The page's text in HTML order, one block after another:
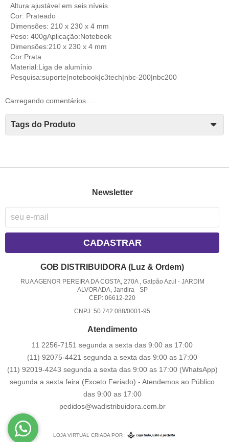
Altura ajustável em seis níveis
Cor: Prateado
Dimensões: 210 x 230 x 4 mm
Peso: 400gAplicação:Notebook
Dimensões:210 x 230 x 4 mm
Cor:Prata
Material:Liga de alumínio
Pesquisa:suporte|notebook|c3tech|nbc-200|nbc200
Carregando comentários ...
Tags do Produto
Newsletter
CADASTRAR
GOB DISTRIBUIDORA (Luz & Ordem)
RUA AGENOR PEREIRA DA COSTA, 270A , Galpão Azul - JARDIM
ALVORADA, Jandira- SP
CEP: 06612-220
CNPJ: 50.742.088/0001-95
Atendimento
11 2256-7151 segunda a sexta das 9:00 as 17:00
(11) 92075-4421 segunda a sexta das 9:00 as 17:00
(11) 92019-4243 segunda a sexta das 9:00 as 17:00 (WhatsApp)
segunda a sexta feira (Exceto Feriado) - Atendemos ao Público
das 9:00 as 17:00
pedidos@wadistribuidora.com.br
LOJA VIRTUAL CRIADA POR